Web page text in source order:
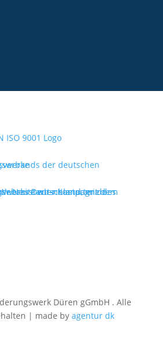
Düren gGmbH . Alle
| made by agentur dk